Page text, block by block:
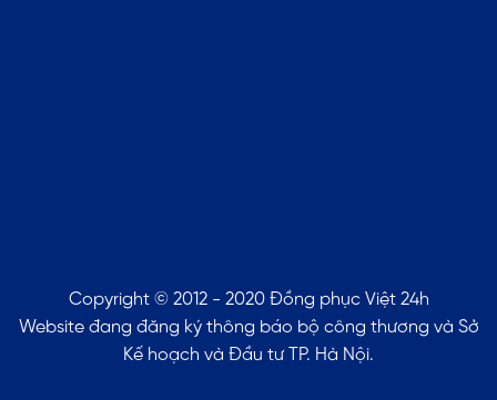
Copyright © 2012 - 2020 Đồng phục Việt 24h
Website đang đăng ký thông báo bộ công thương và Sở
Kế hoạch và Đầu tư TP. Hà Nội.